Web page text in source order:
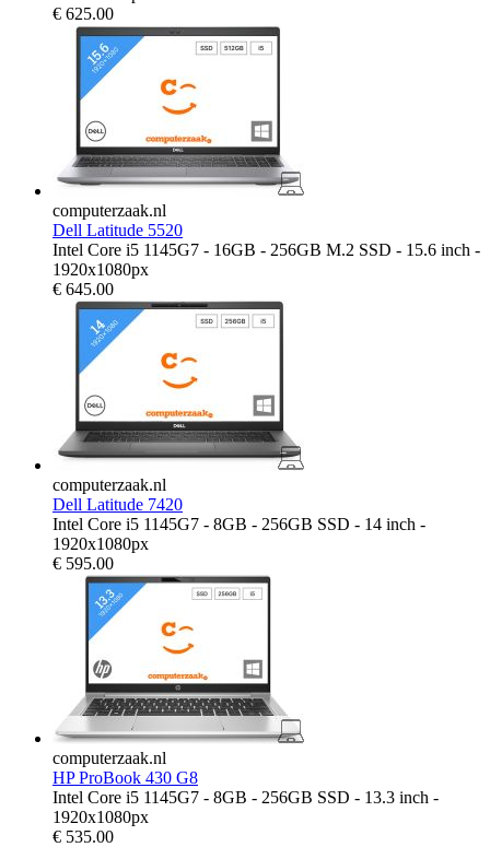
€ 625.00
computerzaak.nl
Dell Latitude 5520
Intel Core i5 1145G7 - 16GB - 256GB M.2 SSD - 15.6 inch -
1920x1080px
€ 645.00
computerzaak.nl
Dell Latitude 7420
Intel Core i5 1145G7 - 8GB - 256GB SSD - 14 inch -
1920x1080px
€ 595.00
computerzaak.nl
HP ProBook 430 G8
Intel Core i5 1145G7 - 8GB - 256GB SSD - 13.3 inch -
1920x1080px
€ 535.00